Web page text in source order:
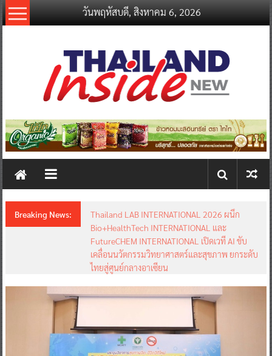
Skip
to
วันพฤหัสบดี, สิงหาคม 6, 2026
thailandinsidenew.com
Thailand
New
Breaking News:
Thailand LAB INTERNATIONAL 2026 ผนึก
Bio+HealthTech INTERNATIONAL และ
FutureCHEM INTERNATIONAL เปิดเวที AI ขับ
เคลื่อนนวัตกรรมวิทยาศาสตร์และสุขภาพ ยกระดับ
ไทยสู่ศูนย์กลางอาเซียน